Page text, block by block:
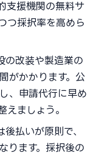
支援機関の無料サ
つ採択率を高めら
の改装や製造業の
がかかります。公
、申請代行に早め
えましょう。
後払いが原則で、
ります。採択後の